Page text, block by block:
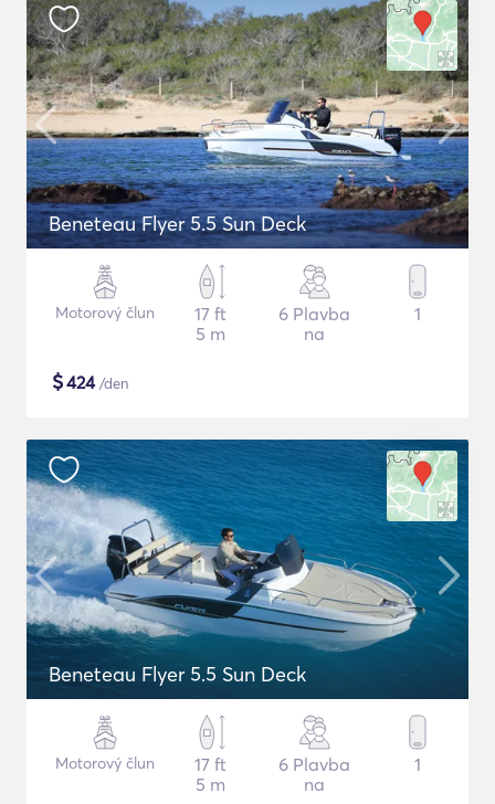
Beneteau Flyer 5.5 Sun Deck
Motorový člun
17 ft
5 m
6 Plavba
na
1
$424/den
Beneteau Flyer 5.5 Sun Deck
Motorový člun
17 ft
5 m
6 Plavba
na
1